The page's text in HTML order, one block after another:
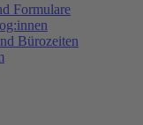
Formulare
Bürozeiten